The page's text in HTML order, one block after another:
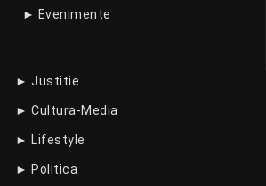
► Evenimente
► Justitie
► Cultura-Media
► Lifestyle
► Politica